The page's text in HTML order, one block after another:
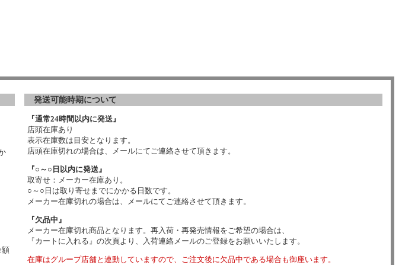
額
発送可能時期について
『通常24時間以内に発送』
店頭在庫あり
表示在庫数は目安となります。
店頭在庫切れの場合は、メールにてご連絡させて頂きます。
『○～○日以内に発送』
取寄せ：メーカー在庫あり。
○～○日は取り寄せまでにかかる日数です。
メーカー在庫切れの場合は、メールにてご連絡させて頂きます。
『欠品中』
メーカー在庫切れ商品となります。再入荷・再発売情報をご希望の場合は、
『カートに入れる』の次頁より、入荷連絡メールのご登録をお願いいたします。
在庫はグループ店舗と連動していますので、ご注文後に欠品中である場合も御座います。